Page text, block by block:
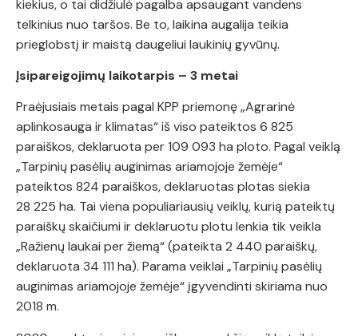
kiekius, o tai didžiulė pagalba apsaugant vandens
telkinius nuo taršos. Be to, laikina augalija teikia
prieglobstį ir maistą daugeliui laukinių gyvūnų.
Įsipareigojimų laikotarpis – 3 metai
Praėjusiais metais pagal KPP priemonę „Agrarinė
aplinkosauga ir klimatas“ iš viso pateiktos 6 825
paraiškos, deklaruota per 109 093 ha ploto. Pagal veiklą
„Tarpinių pasėlių auginimas ariamojoje žemėje“
pateiktos 824 paraiškos, deklaruotas plotas siekia
28 225 ha. Tai viena populiariausių veiklų, kurią pateiktų
paraiškų skaičiumi ir deklaruotu plotu lenkia tik veikla
„Ražienų laukai per žiemą“ (pateikta 2 440 paraiškų,
deklaruota 34 111 ha). Parama veiklai „Tarpinių pasėlių
auginimas ariamojoje žemėje“ įgyvendinti skiriama nuo
2018 m.